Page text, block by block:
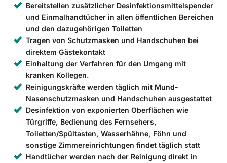
Bereitstellen zusätzlicher Desinfektionsmittelspender
und Einmalhandtücher in allen öffentlichen Bereichen
und den dazugehörigen Toiletten
Tragen von Schutzmasken und Handschuhen bei
direktem Gästekontakt
Einhaltung der Verfahren für den Umgang mit
kranken Kollegen.
Reinigungskräfte werden täglich mit Mund-
Nasenschutzmasken und Handschuhen ausgestattet
Desinfektion von exponierten Oberflächen wie
Türgriffe, Bedienung des Fernsehers,
Toiletten/Spültasten, Wasserhähne, Föhn und
sonstige Zimmereinrichtungen findet täglich statt
Handtücher werden nach der Reinigung direkt in